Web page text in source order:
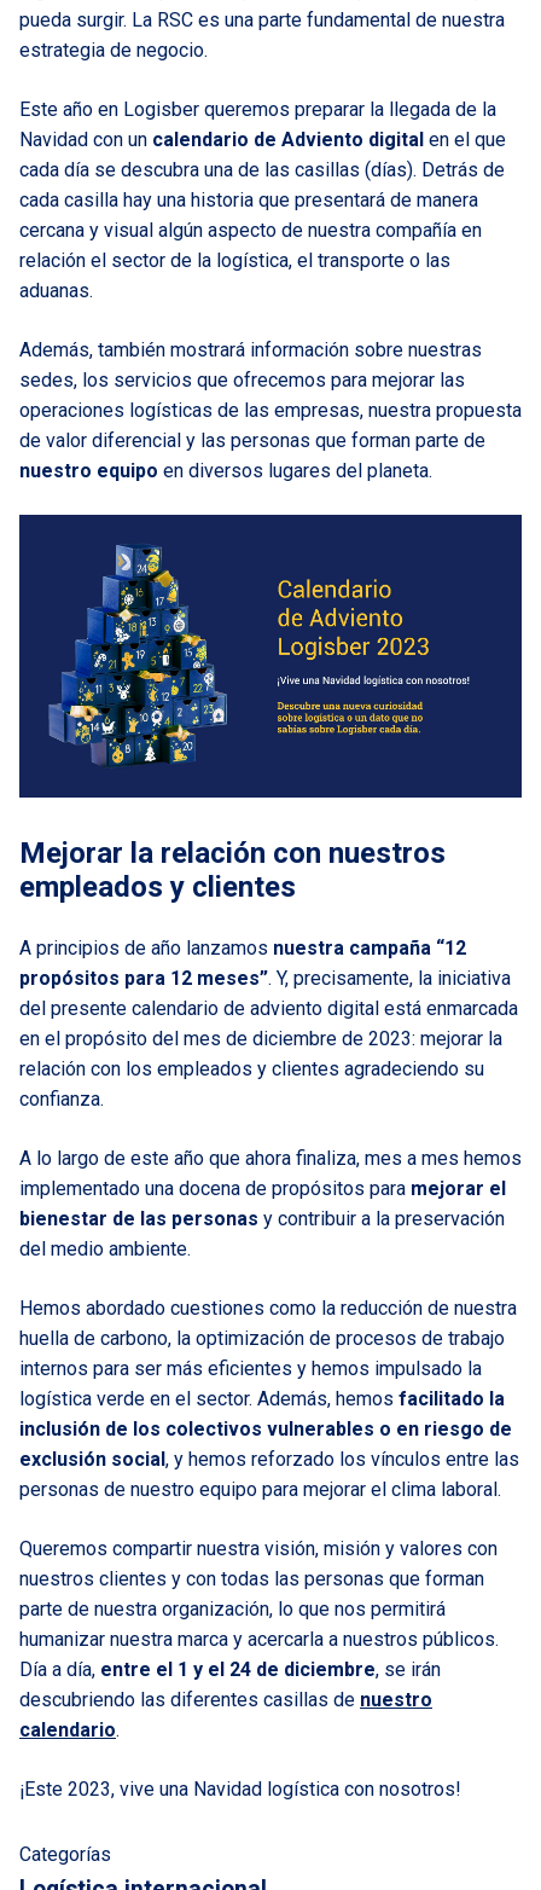
pueda surgir. La RSC es una parte fundamental de nuestra
estrategia de negocio.
Este año en Logisber queremos preparar la llegada de la
Navidad con un calendario de Adviento digital en el que
cada día se descubra una de las casillas (días). Detrás de
cada casilla hay una historia que presentará de manera
cercana y visual algún aspecto de nuestra compañía en
relación el sector de la logística, el transporte o las
aduanas.
Además, también mostrará información sobre nuestras
sedes, los servicios que ofrecemos para mejorar las
operaciones logísticas de las empresas, nuestra propuesta
de valor diferencial y las personas que forman parte de
nuestro equipo en diversos lugares del planeta.
Mejorar la relación con nuestros
empleados y clientes
A principios de año lanzamos nuestra campaña “12
propósitos para 12 meses”. Y, precisamente, la iniciativa
del presente calendario de adviento digital está enmarcada
en el propósito del mes de diciembre de 2023: mejorar la
relación con los empleados y clientes agradeciendo su
confianza.
A lo largo de este año que ahora finaliza, mes a mes hemos
implementado una docena de propósitos para mejorar el
bienestar de las personas y contribuir a la preservación
del medio ambiente.
Hemos abordado cuestiones como la reducción de nuestra
huella de carbono, la optimización de procesos de trabajo
internos para ser más eficientes y hemos impulsado la
logística verde en el sector. Además, hemos facilitado la
inclusión de los colectivos vulnerables o en riesgo de
exclusión social, y hemos reforzado los vínculos entre las
personas de nuestro equipo para mejorar el clima laboral.
Queremos compartir nuestra visión, misión y valores con
nuestros clientes y con todas las personas que forman
parte de nuestra organización, lo que nos permitirá
humanizar nuestra marca y acercarla a nuestros públicos.
Día a día, entre el 1 y el 24 de diciembre, se irán
descubriendo las diferentes casillas de nuestro
calendario.
¡Este 2023, vive una Navidad logística con nosotros!
Categorías